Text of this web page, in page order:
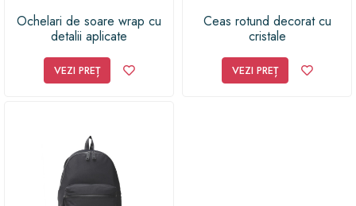
Ochelari de soare wrap cu
detalii aplicate
VEZI PREȚ
Ceas rotund decorat cu
cristale
VEZI PREȚ